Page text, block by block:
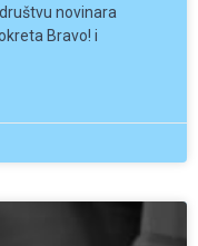
novinara
Bravo! i